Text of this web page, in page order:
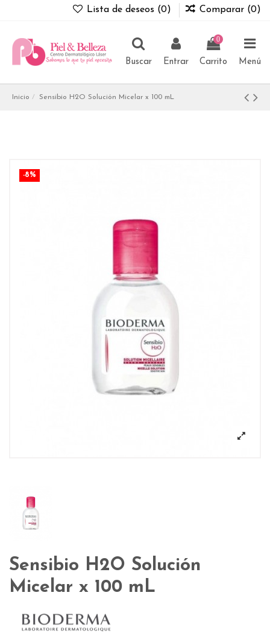
Lista de deseos (0) Comparar (0)
Buscar Entrar
0
Carrito Menú
Inicio Sensibio H2O Solución Micelar x 100 mL
-8%
Sensibio H2O Solución
Micelar x 100 mL